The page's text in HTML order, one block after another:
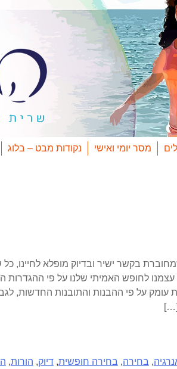
מסר יומי ואישי נקודות מבט – בלוג
בקשר ישיר ובדיוק מופלא לחיינו,
לחופש האמיתי שלנו על פי ההגדרות
עומק על פי ההבנות והתובנות החדשות,
[…]
, בחירה, בחירה חופשית,דיוק, הורות,